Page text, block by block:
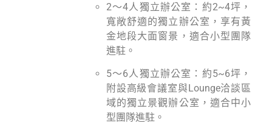
2～4人獨立辦公室：約2~4坪，
寬敞舒適的獨立辦公室，享有黃
金地段大面窗景，適合小型團隊
進駐。
5～6人獨立辦公室：約5~6坪，
附設高級會議室與Lounge洽談區
域的獨立景觀辦公室，適合中小
型團隊進駐。